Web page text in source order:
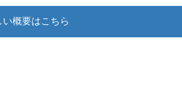
い概要はこちら